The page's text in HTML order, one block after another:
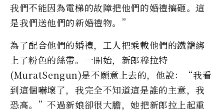
我們不能因為電梯的故障把他們的婚禮搞砸。這
是我們送他們的新婚禮物。”
為了配合他們的婚禮，工人把乘載他們的鐵籠綁
上了粉色的絲帶。一開始，新郎穆拉特
(MuratSengun)是不願意上去的，他說：“我看
到這個嚇壞了，我完全不知道這是誰的主意，我
恐高。”不過新娘卻很大膽，她把新郎拉上起重